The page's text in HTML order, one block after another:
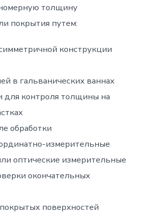
толщину
покрытия путем:
конструкции
в гальванических ваннах
для контроля толщины на
обработки
измерительные
оптические измерительные
окончательных
поверхностей